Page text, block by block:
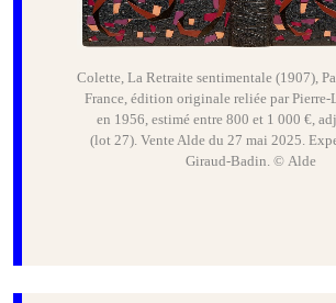
Colette, La Retraite sentimentale (1907),
France, édition originale reliée par
en 1956, estimé entre 800 et 1 000 €,
(lot 27). Vente Alde du 27 mai 2025.
Giraud-Badin. © Alde